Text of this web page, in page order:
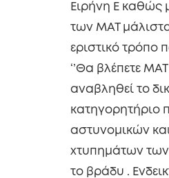
Ειρήνη Ε καθώς
των ΜΑΤ
εριστικό τρόπο
‘’Θα βλέπετε
αναβληθεί το
κατηγορητήριο
αστυνομικών
χτυπημάτων
το βράδυ .